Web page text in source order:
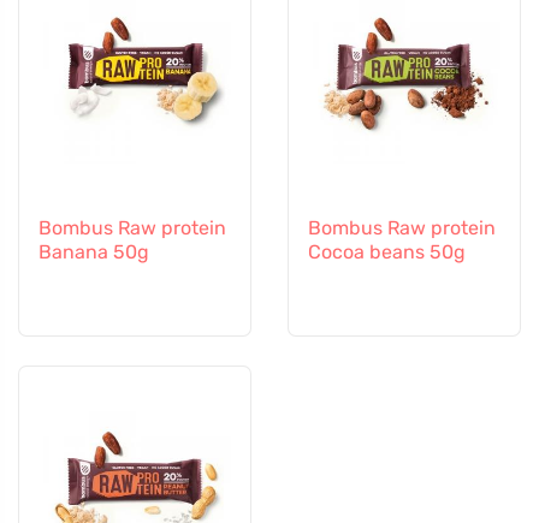
Bombus Raw protein
Banana 50g
Bombus Raw protein
Cocoa beans 50g